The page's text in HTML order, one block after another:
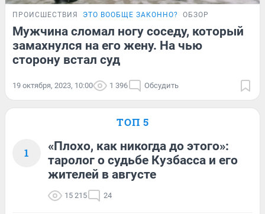
ПРОИСШЕСТВИЯ ЭТО ВООБЩЕ ЗАКОННО? ОБЗОР
Мужчина сломал ногу соседу, который
замахнулся на его жену. На чью
сторону встал суд
19 октября, 2023, 10:00 1 396 Обсудить
ТОП 5
1
«Плохо, как никогда до этого»:
таролог о судьбе Кузбасса и его
жителей в августе
15 215 24